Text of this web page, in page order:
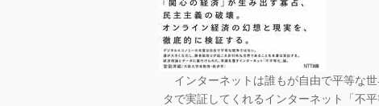
インターネットは誰もが自由で平等な
タで実証してくれるインターネット「不平